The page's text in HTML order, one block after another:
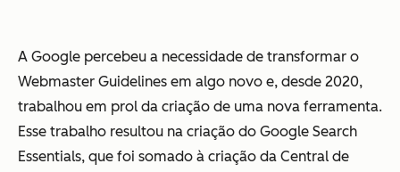
A Google percebeu a necessidade de transformar o
Webmaster Guidelines em algo novo e, desde 2020,
trabalhou em prol da criação de uma nova ferramenta.
Esse trabalho resultou na criação do Google Search
Essentials, que foi somado à criação da Central de